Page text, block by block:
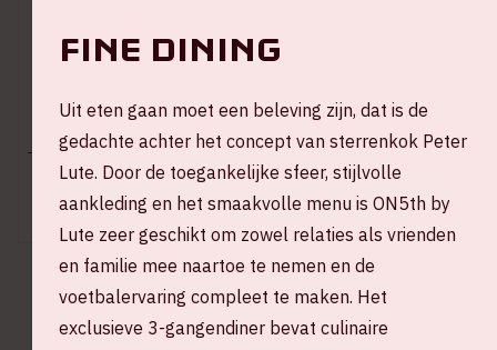
Stadion open – 17.00 uur
+ Voeg toe aan agenda
KOOP TICKETS
Fine dining
Uit eten gaan moet een beleving zijn, dat is de
gedachte achter het concept van sterrenkok Peter
Lute. Door de toegankelijke sfeer, stijlvolle
aankleding en het smaakvolle menu is ON5th by
Lute zeer geschikt om zowel relaties als vrienden
en familie mee naartoe te nemen en de
voetbalervaring compleet te maken. Het
exclusieve 3-gangendiner bevat culinaire